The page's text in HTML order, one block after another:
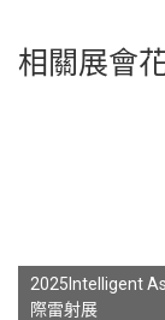
相關展會
2025Intelligent
際雷射展